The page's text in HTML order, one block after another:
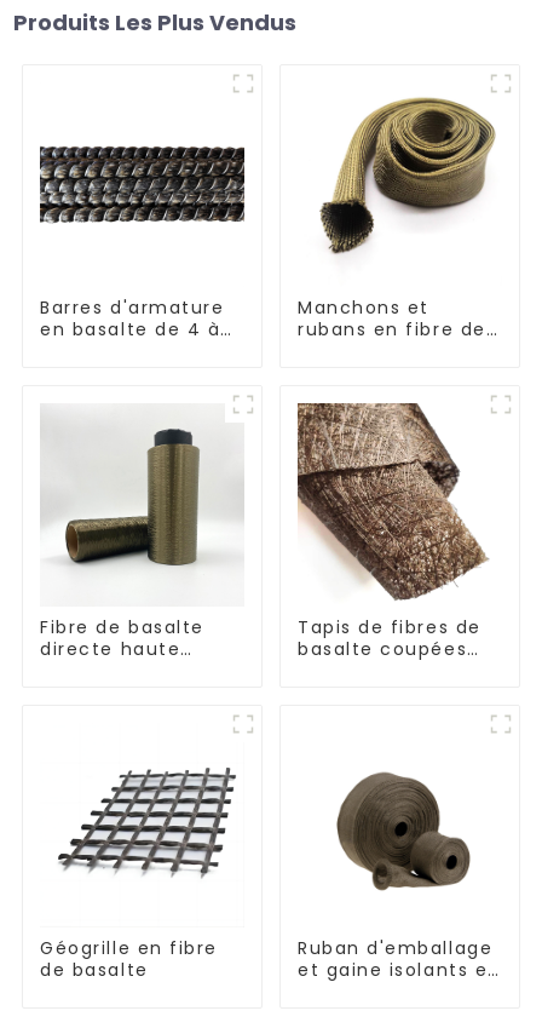
Produits Les Plus Vendus
Barres d'armature
en basalte de 4 à
Manchons et
rubans en fibre de
Fibre de basalte
directe haute
Tapis de fibres de
basalte coupées
Géogrille en fibre
de basalte
Ruban d'emballage
et gaine isolants en